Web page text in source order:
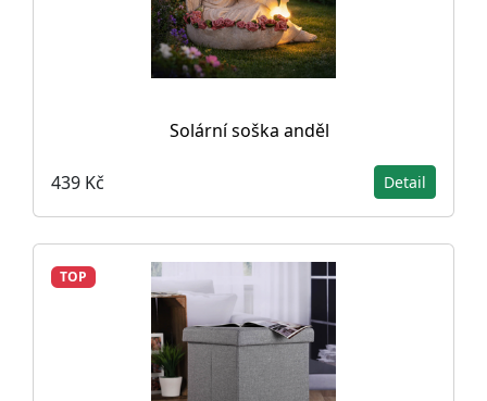
Solární soška anděl
439 Kč Detail
TOP